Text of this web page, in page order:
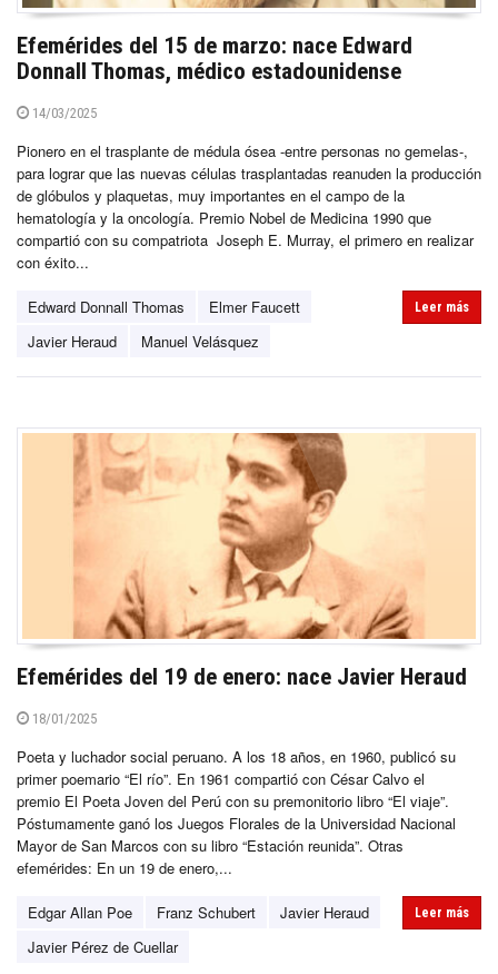
Efemérides del 15 de marzo: nace Edward
Donnall Thomas, médico estadounidense
14/03/2025
Pionero en el trasplante de médula ósea -entre personas no gemelas-,
para lograr que las nuevas células trasplantadas reanuden la producción
de glóbulos y plaquetas, muy importantes en el campo de la
hematología y la oncología. Premio Nobel de Medicina 1990 que
compartió con su compatriota Joseph E. Murray, el primero en realizar
con éxito...
Edward Donnall Thomas
Elmer Faucett
Javier Heraud
Manuel Velásquez
Leer más
Efemérides del 19 de enero: nace Javier Heraud
18/01/2025
Poeta y luchador social peruano. A los 18 años, en 1960, publicó su
primer poemario “El río”. En 1961 compartió con César Calvo el
premio El Poeta Joven del Perú con su premonitorio libro “El viaje”.
Póstumamente ganó los Juegos Florales de la Universidad Nacional
Mayor de San Marcos con su libro “Estación reunida”. Otras
efemérides: En un 19 de enero,...
Edgar Allan Poe Franz Schubert
Javier Heraud
Javier Pérez de Cuellar
Leer más